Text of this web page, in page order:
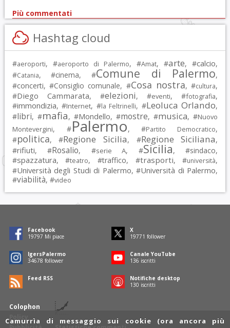
Più commentati
Hashtag cloud
#aeroporti, #aeroporto di Palermo, #Amat, #arte, #calcio,
#Catania, #cinema, #Comune di Palermo,
#concerti, #Consiglio comunale, #Cosa nostra, #cultura,
#Diego Cammarata, #elezioni, #eventi, #fotografia,
#immondizia, #Internet, #la Feltrinelli, #Leoluca Orlando,
#libri, #mafia, #Mondello, #mostre, #musica, #Nuovo
Montevergini, #Palermo, #Partito Democratico,
#politica, #Regione Sicilia, #Regione Siciliana,
#rifiuti, #Rosalio, #serie A, #Sicilia, #sindaco,
#spazzatura, #teatro, #traffico, #trasporti, #università,
#Università degli Studi di Palermo, #Università di Palermo,
#viabilità, #video
Colophon
Policy
Facebook
19797 Mi piace
X
19771 follower
IgersPalermo
34678 follower
Canale YouTube
136 iscritti
Feed RSS
Notifiche desktop
130 iscritti
Camurrìa di messaggio sui cookie (ora ancora più